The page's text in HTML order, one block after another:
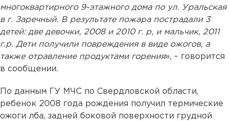
многоквартирного 9-этажного дома по ул. Уральская
в г. Заречный. В результате пожара пострадали 3
детей: две девочки, 2008 и 2010 г. р, и мальчик, 2011
г.р. Дети получили повреждения в виде ожогов, а
также отравление продуктами горения», – говорится
в сообщении.
По данным ГУ МЧС по Свердловской области,
ребенок 2008 года рождения получил термические
ожоги лба, задней боковой поверхности грудной